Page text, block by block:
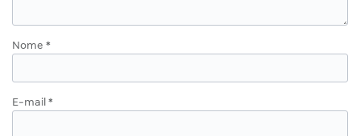
Nome *
E-mail *